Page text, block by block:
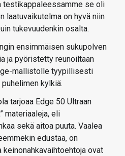
testikappaleessamme se oli
laatuvaikutelma on hyvä niin
tukevuudenkin osalta.
ensimmäisen sukupolven
ja pyöristetty reunoiltaan
mallistolle tyypillisesti
kylkiä.
tarjoaa Edge 50 Ultraan
materiaaleja, eli
sekä aitoa puuta. Vaalea
edustaa, on
keinonahkavaihtoehtoja ovat